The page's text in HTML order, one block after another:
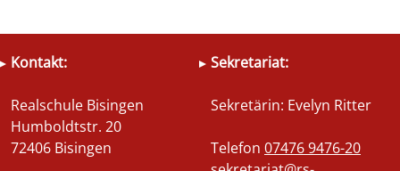
Kontakt:
Realschule Bisingen
Humboldtstr. 20
72406 Bisingen
Sekretariat:
Sekretärin: Evelyn Ritter
Telefon 07476 9476-20